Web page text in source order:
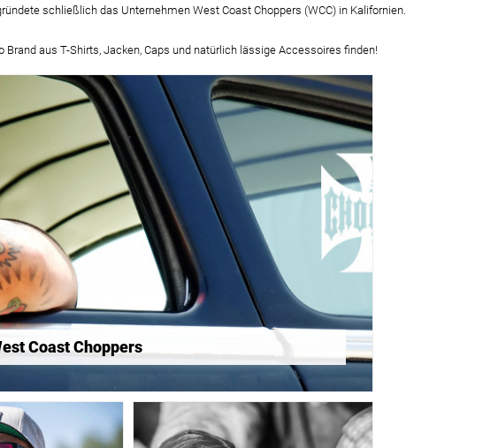
schließlich das Unternehmen West Coast Choppers (WCC) in Kalifornien.
aus T-Shirts, Jacken, Caps und natürlich lässige Accessoires finden!
Coast Choppers